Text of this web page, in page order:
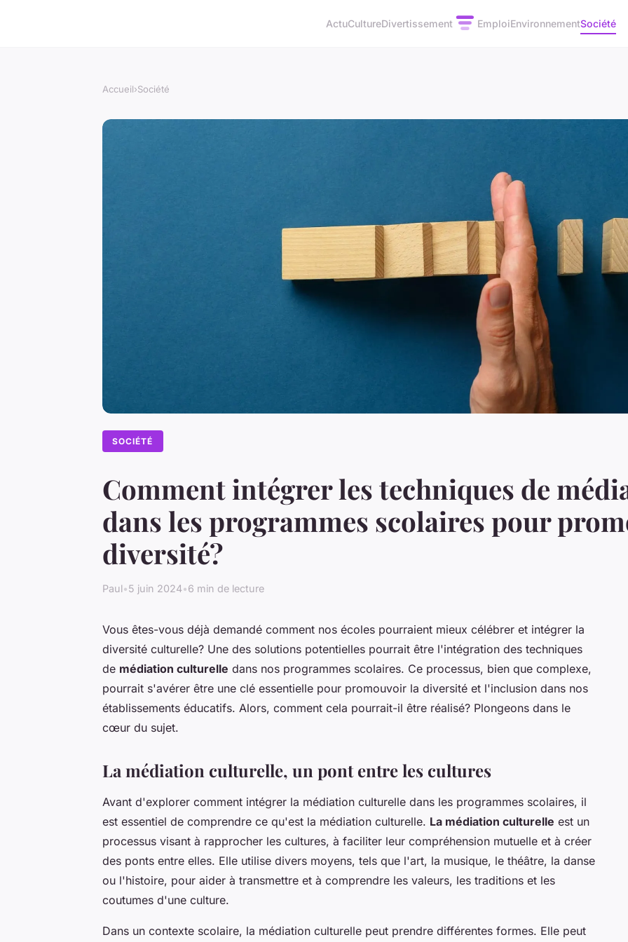
ActuCultureDivertissement EmploiEnvironnementSociété
Accueil›Société
SOCIÉTÉ
Comment intégrer les techniques de
dans les programmes scolaires pour
diversité?
Paul•5 juin 2024•6 min de lecture
Vous êtes-vous déjà demandé comment nos écoles pourraient mieux célébrer et intégrer la
diversité culturelle? Une des solutions potentielles pourrait être l'intégration des techniques
de médiation culturelle dans nos programmes scolaires. Ce processus, bien que complexe,
pourrait s'avérer être une clé essentielle pour promouvoir la diversité et l'inclusion dans nos
établissements éducatifs. Alors, comment cela pourrait-il être réalisé? Plongeons dans le
cœur du sujet.
La médiation culturelle, un pont entre les cultures
Avant d'explorer comment intégrer la médiation culturelle dans les programmes scolaires, il
est essentiel de comprendre ce qu'est la médiation culturelle. La médiation culturelle est un
processus visant à rapprocher les cultures, à faciliter leur compréhension mutuelle et à créer
des ponts entre elles. Elle utilise divers moyens, tels que l'art, la musique, le théâtre, la danse
ou l'histoire, pour aider à transmettre et à comprendre les valeurs, les traditions et les
coutumes d'une culture.
Dans un contexte scolaire, la médiation culturelle peut prendre différentes formes. Elle peut